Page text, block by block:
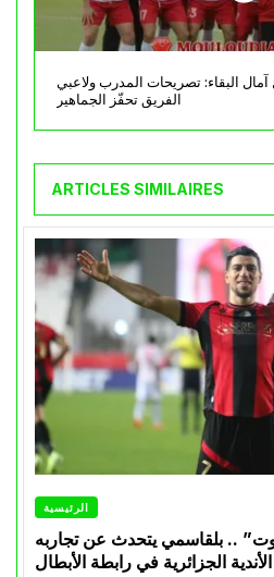
البقاء: تصريحات المدرب ولاعبي
الفريق تحفّز الجماهير
ARTICLES SIMILAIRES
الرئيسية
.. بلقاسمي يتحدث عن تجاربه
الجزائرية في رابطة الأبطال